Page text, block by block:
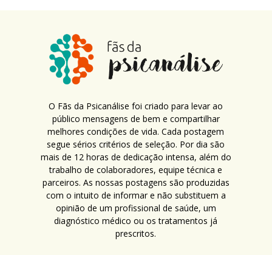
O Fãs da Psicanálise foi criado para levar ao
público mensagens de bem e compartilhar
melhores condições de vida. Cada postagem
segue sérios critérios de seleção. Por dia são
mais de 12 horas de dedicação intensa, além do
trabalho de colaboradores, equipe técnica e
parceiros. As nossas postagens são produzidas
com o intuito de informar e não substituem a
opinião de um profissional de saúde, um
diagnóstico médico ou os tratamentos já
prescritos.